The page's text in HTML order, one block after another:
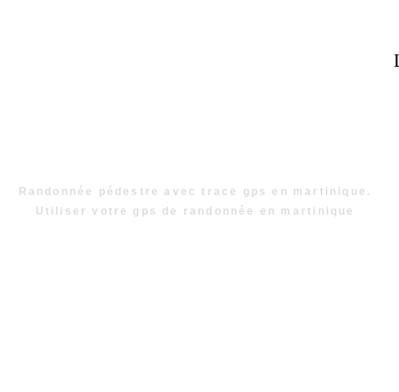
Randonnée pédestre avec trace gps en martinique.
Utiliser votre gps de randonnée en martinique